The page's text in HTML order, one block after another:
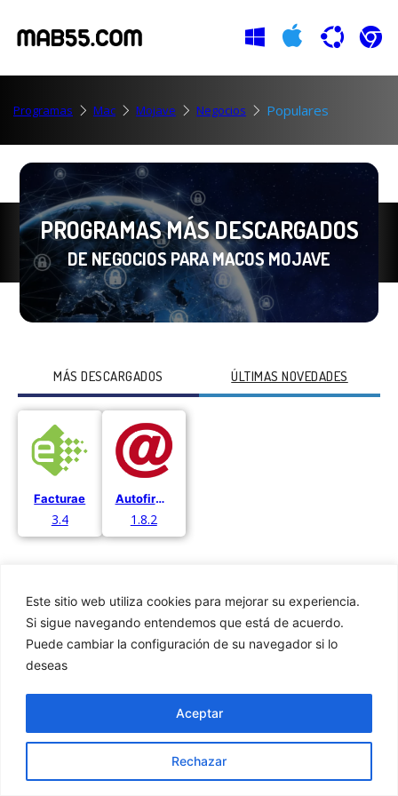
Este sitio web utiliza cookies para mejorar su experiencia.
Si sigue navegando entendemos que está de acuerdo.
Puede cambiar la configuración de su navegador si lo
deseas
Rechazar
Aceptar
Programas Mac Mojave Negocios Populares
PROGRAMAS MÁS DESCARGADOS
DE NEGOCIOS PARA MACOS MOJAVE
MÁS DESCARGADOS ÚLTIMAS NOVEDADES
Facturae
3.4
Autofirma
1.8.2